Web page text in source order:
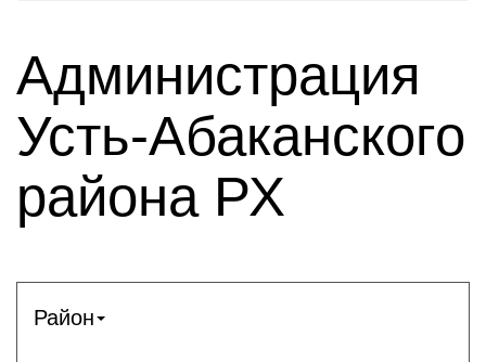
Администрация
Усть-Абаканского
района РХ
Район